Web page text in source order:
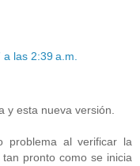
las 2:39 a.m.
y esta nueva versión.
problema al verificar la
pronto como se inicia